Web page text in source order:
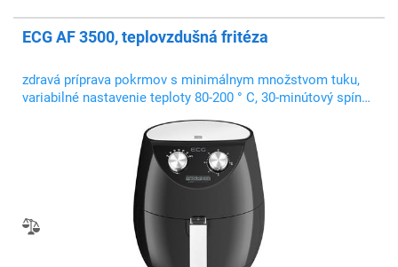
ECG AF 3500, teplovzdušná fritéza
zdravá príprava pokrmov s minimálnym množstvom tuku,
variabilné nastavenie teploty 80-200 ° C, 30-minútový spínač